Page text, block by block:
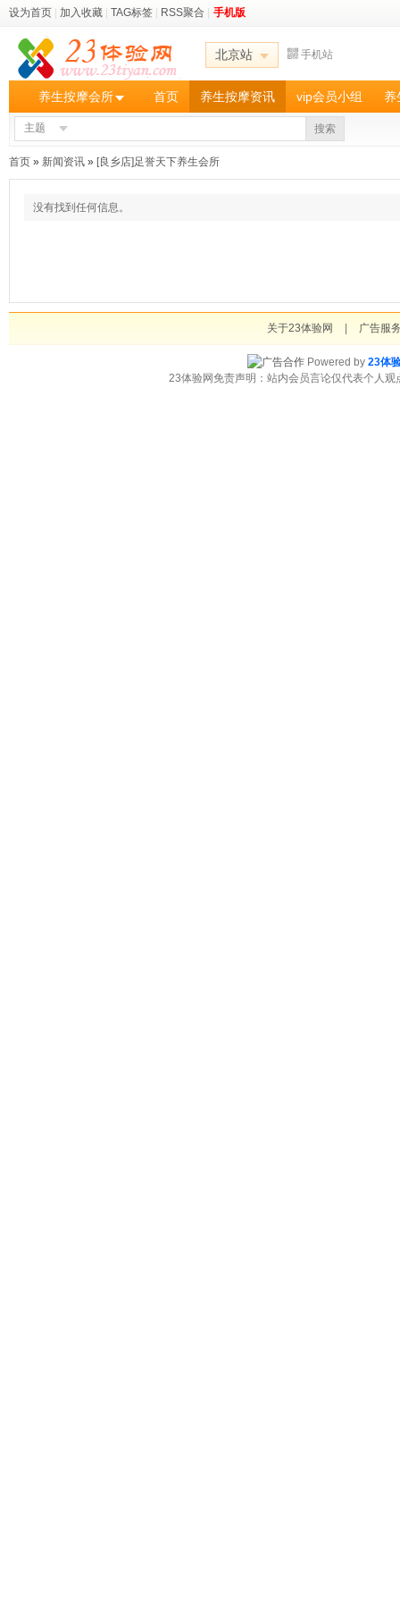
设为首页 加入收藏 TAG标签 RSS聚合 手机版
北京站 手机站
养生按摩会所 首页 养生按摩资讯 vip会员小组 养
主题 搜索
首页 » 新闻资讯 » [良乡店]足誉天下养生会所
没有找到任何信息。
关于23体验网 广告服
Powered by 23体
23体验网免责声明：站内会员言论仅代表个人